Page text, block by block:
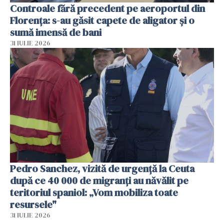
Controale fără precedent pe aeroportul din
Florența: s-au găsit capete de aligator și o
sumă imensă de bani
31 IULIE 2026
Pedro Sanchez, vizită de urgență la Ceuta
după ce 40 000 de migranți au năvălit pe
teritoriul spaniol: „Vom mobiliza toate
resursele"
31 IULIE 2026